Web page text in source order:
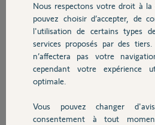
Chauffage
Autres produits
Devis avec un pro
il y a environ 6 ans
Participer au fil
Réponses
Nous respectons votre droit à
pouvez choisir d’accepter, de
l'utilisation de certains types
services proposés par des
n’affectera pas votre
cependant votre expérience
optimale.
Vous pouvez changer
consentement à tout